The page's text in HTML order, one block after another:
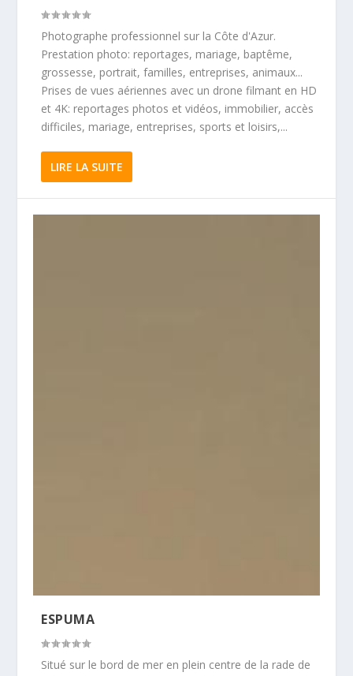
Photographe professionnel sur la Côte d'Azur.
Prestation photo: reportages, mariage, baptême,
grossesse, portrait, familles, entreprises, animaux...
Prises de vues aériennes avec un drone filmant en HD
et 4K: reportages photos et vidéos, immobilier, accès
difficiles, mariage, entreprises, sports et loisirs,...
LIRE LA SUITE
ESPUMA
Situé sur le bord de mer en plein centre de la rade de